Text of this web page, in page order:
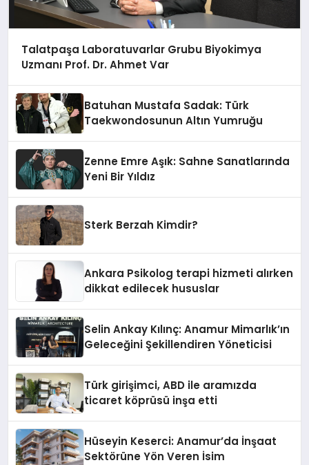
Talatpaşa Laboratuvarlar Grubu Biyokimya
Uzmanı Prof. Dr. Ahmet Var
Batuhan Mustafa Sadak: Türk
Taekwondosunun Altın Yumruğu
Zenne Emre Aşık: Sahne Sanatlarında
Yeni Bir Yıldız
Sterk Berzah Kimdir?
Ankara Psikolog terapi hizmeti alırken
dikkat edilecek hususlar
Selin Ankay Kılınç: Anamur Mimarlık’ın
Geleceğini Şekillendiren Yöneticisi
Türk girişimci, ABD ile aramızda
ticaret köprüsü inşa etti
Hüseyin Keserci: Anamur’da İnşaat
Sektörüne Yön Veren İsim